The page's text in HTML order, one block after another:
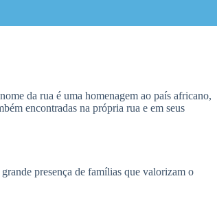
da rua é uma homenagem ao país africano,
encontradas na própria rua e em seus
presença de famílias que valorizam o